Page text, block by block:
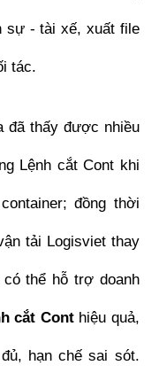
sự - tài xế, xuất file
tác.
đã thấy được nhiều
Lệnh cắt Cont khi
đồng thời
tải Logisviet thay
thể hỗ trợ doanh
cắt Cont hiệu quả,
hạn chế sai sót.